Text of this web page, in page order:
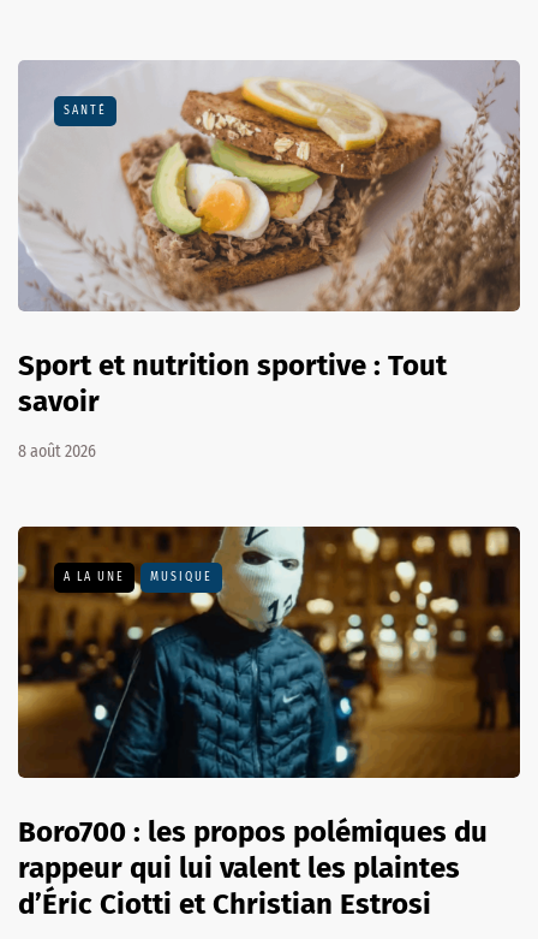
SANTÉ
Sport et nutrition sportive : Tout
savoir
8 août 2026
A LA UNE MUSIQUE
Boro700 : les propos polémiques du
rappeur qui lui valent les plaintes
d’Éric Ciotti et Christian Estrosi